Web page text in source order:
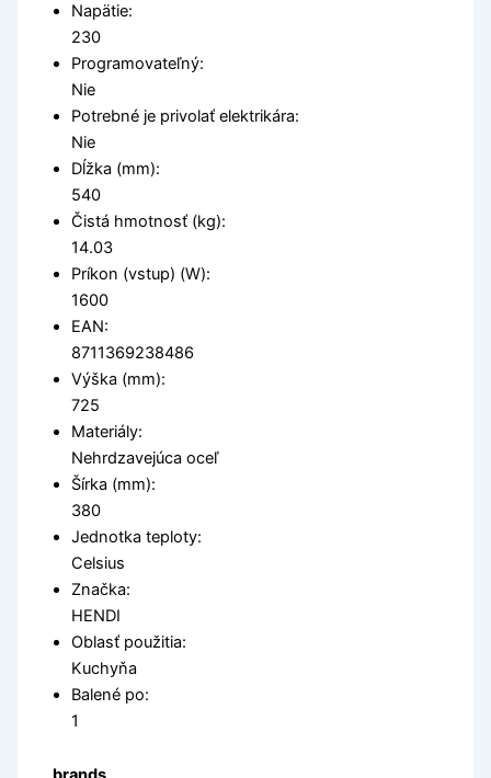
Napätie:
230
Programovateľný:
Nie
Potrebné je privolať elektrikára:
Nie
Dĺžka (mm):
540
Čistá hmotnosť (kg):
14.03
Príkon (vstup) (W):
1600
EAN:
8711369238486
Výška (mm):
725
Materiály:
Nehrdzavejúca oceľ
Šírka (mm):
380
Jednotka teploty:
Celsius
Značka:
HENDI
Oblasť použitia:
Kuchyňa
Balené po:
1